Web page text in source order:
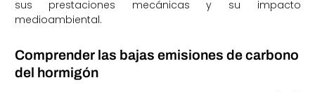
sus prestaciones mecánicas y su impacto
medioambiental.
Comprender las bajas emisiones de carbono
del hormigón